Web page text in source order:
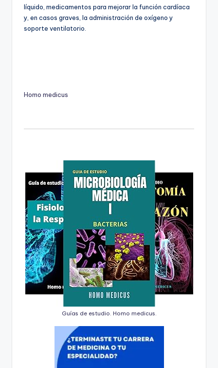
líquido, medicamentos para mejorar la función cardíaca
y, en casos graves, la administración de oxígeno y
soporte ventilatorio.
Homo medicus
Guías de estudio. Homo medicus.